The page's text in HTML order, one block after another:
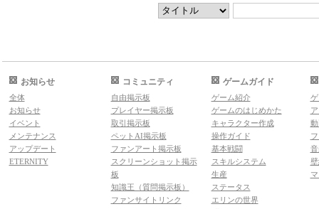
お知らせ
全体
お知らせ
イベント
メンテナンス
アップデート
ETERNITY
コミュニティ
自由掲示板
プレイヤー掲示板
取引掲示板
ペットAI掲示板
ファンアート掲示板
スクリーンショット掲示
板
知識王（質問掲示板）
ファンサイトリンク
ゲームガイド
ゲーム紹介
ゲームのはじめかた
キャラクター作成
操作ガイド
基本戦闘
スキルシステム
生産
ステータス
エリンの世界